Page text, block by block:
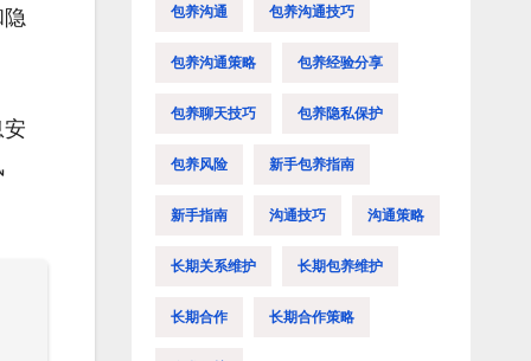
隐
包养沟通 包养沟通技巧
包养沟通策略 包养经验分享
包养聊天技巧 包养隐私保护
包养风险 新手包养指南
新手指南 沟通技巧 沟通策略
长期关系维护 长期包养维护
长期合作 长期合作策略